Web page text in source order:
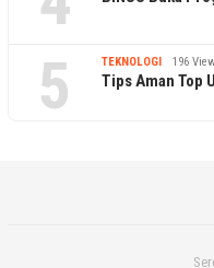
5 TEKNOLOGI 196
Tips Aman Top